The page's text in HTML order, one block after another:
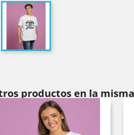
productos en la